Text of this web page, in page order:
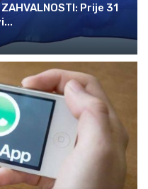
ZAHVALNOSTI: Prije 31